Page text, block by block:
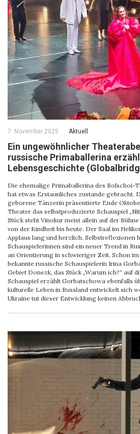
7. November 2025 Aktuell
Ein ungewöhnlicher
russische Primaballerina
Lebensgeschichte
Die ehemalige Primaballerina des Bolschoi-
hat etwas Erstaunliches zustande gebracht.
geborene Tänzerin präsentierte Ende
Theater das selbstproduzierte Schauspiel
Stück steht Vinokur meist allein auf der
von der Kindheit bis heute. Der Saal im
Applaus lang und herzlich. Selbstreflexionen
Schauspielerinnen sind ein neuer Trend in
an Orientierung in schwieriger Zeit. Schon
bekannte russische Schauspielerin Irina
Gebiet Donezk, das Stück „Warum ich?“ auf
Schauspiel erzählt Gorbatschowa ebenfalls
kulturelle Leben in Russland entwickelt sich
Ukraine tut dieser Entwicklung keinen